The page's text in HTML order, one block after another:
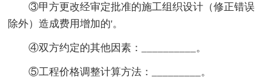
③甲方更改经审定批准的施工组织设计（修正错误
除外）造成费用增加的'。
④双方约定的其他因素：__________。
⑤工程价格调整计算方法：_________。